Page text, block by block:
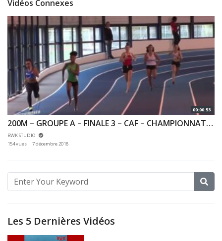
Vidéos Connexes
00:00:53
200M – GROUPE A – FINALE 3 – CAF – CHAMPIONNAT 92 & 78 INDOOR 02/12/2018 – EAUBONNE
BWK STUDIO
154 vues
7 décembre 2018
Les 5 Dernières Vidéos